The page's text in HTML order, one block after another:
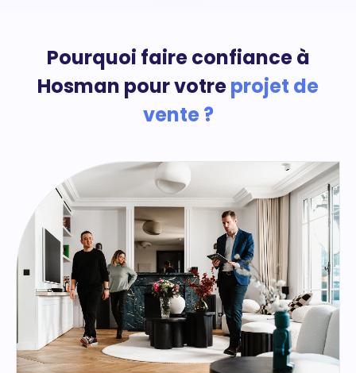
Pourquoi faire confiance à
Hosman pour votreprojet de
vente ?